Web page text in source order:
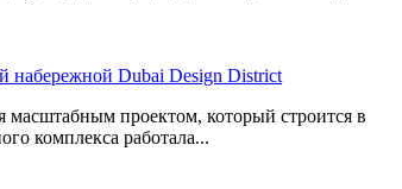
масштабным проектом, который строится в
комплекса работала...